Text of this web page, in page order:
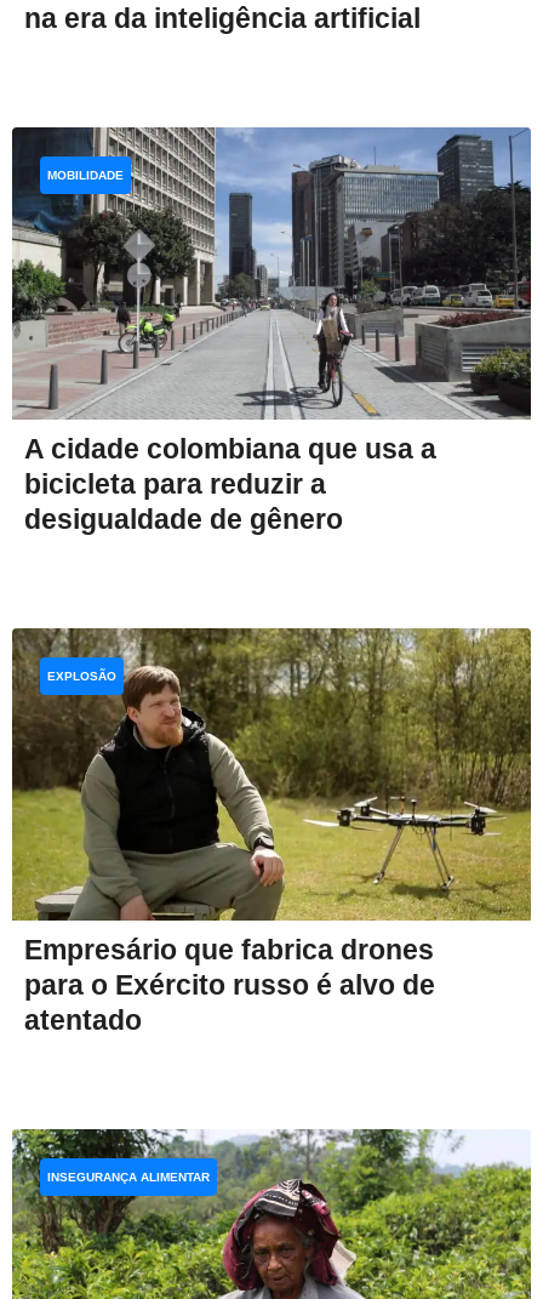
na era da inteligência artificial
A cidade colombiana que usa a
bicicleta para reduzir a
desigualdade de gênero
MOBILIDADE
Empresário que fabrica drones
para o Exército russo é alvo de
atentado
EXPLOSÃO
INSEGURANÇA ALIMENTAR